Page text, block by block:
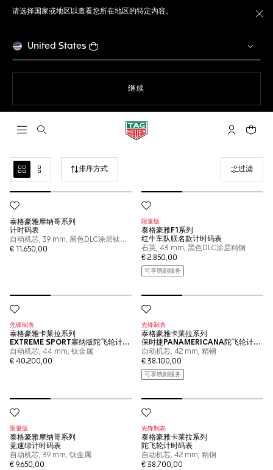
请选择国家或地区以查看您所在地区的特定内容。
United States
继续
打开搜索 My TAG您的